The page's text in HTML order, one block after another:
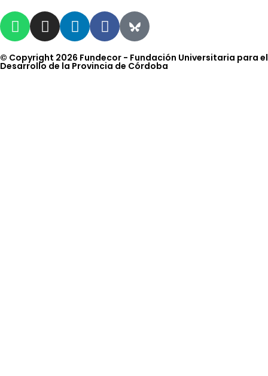
© Copyright 2026 Fundecor - Fundación Universitaria para el
Desarrollo de la Provincia de Córdoba